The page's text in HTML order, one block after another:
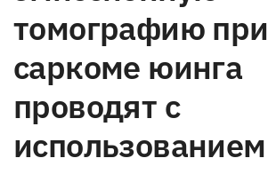
томографию при
саркоме юинга
проводят с
использованием